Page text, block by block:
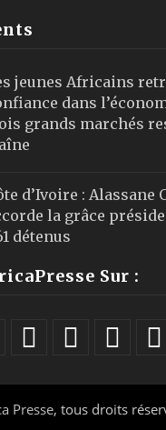
jeunes Africains
dans
grands marchés
d’Ivoire : Alassane
la grâce
détenus
Sur :
Presse, tous droits